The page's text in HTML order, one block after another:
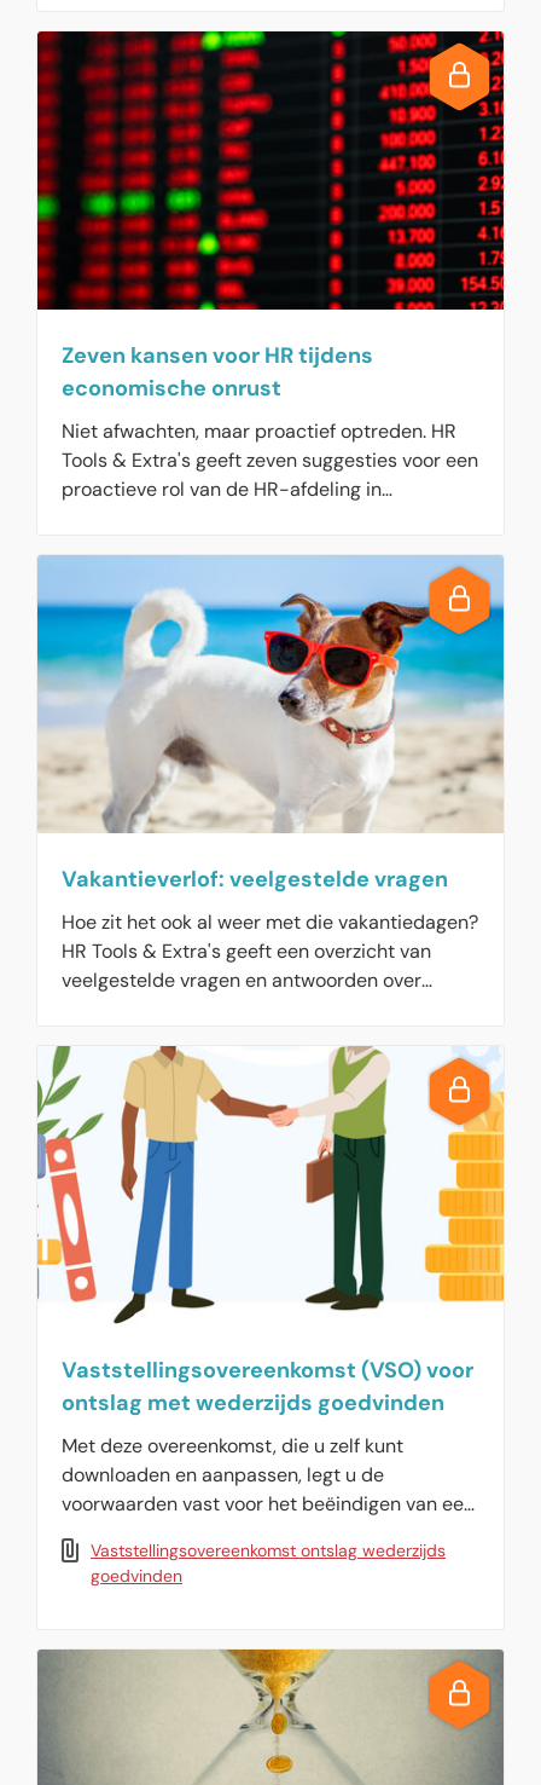
werkgever krijgt voortaan twee weken om een
werkgeversrapportage met verbeterplan op te
stellen. Als dat niet goed gebeurt, volgt alsnog
inspectie met een mogelijke boete.
Zeven kansen voor HR tijdens
economische onrust
Niet afwachten, maar proactief optreden. HR
Tools & Extra's geeft zeven suggesties voor een
proactieve rol van de HR-afdeling in
Vakantieverlof: veelgestelde vragen
Hoe zit het ook al weer met die vakantiedagen?
HR Tools & Extra's geeft een overzicht van
veelgestelde vragen en antwoorden over
Vaststellingsovereenkomst (VSO) voor
ontslag met wederzijds goedvinden
Met deze overeenkomst, die u zelf kunt
downloaden en aanpassen, legt u de
voorwaarden vast voor het beëindigen van een
dienstverband met wederzijds goedvinden.
Vaststellingsovereenkomst ontslag wederzijds
goedvinden